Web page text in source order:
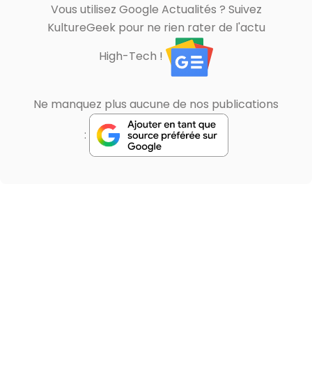
Vous utilisez Google Actualités ? Suivez
KultureGeek pour ne rien rater de l'actu
High-Tech !
Ne manquez plus aucune de nos publications
: